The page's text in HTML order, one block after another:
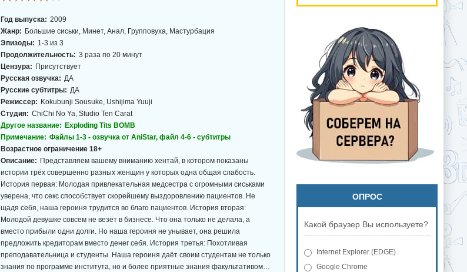
Год выпуска: 2009
Жанр: Большие сиськи, Минет, Анал, Групповуха, Мастурбация
Эпизоды: 1-3 из 3
Продолжительность: 3 раза по 20 минут
Цензура: Присутствует
Русская озвучка: ДА
Русские субтитры: ДА
Режиссер: Kokubunji Sousuke, Ushijima Yuuji
Студия: ChiChi No Ya, Studio Ten Carat
Другое название: Exploding Tits BOMB
Примечание: Файлы 1-3 - озвучка от AniStar, файл 4-6 - субтитры
Возрастное ограничение 18+
Описание: Представляем вашему вниманию хентай, в котором показаны
истории трёх совершенно разных женщин у которых одна общая слабость.
История первая: Молодая привлекательная медсестра с огромными сиськами
уверена, что секс способствует скорейшему выздоровлению пациентов. Не
щадя себя, наша героиня трудится во благо пациентов. История вторая:
Молодой девушке совсем не везёт в бизнесе. Что она только не делала, а
вместо прибыли одни долги. Но наша героиня не унывает, она решила
предложить кредиторам вместо денег себя. История третья: Похотливая
преподавательница и студенты. Наша героиня даёт своим студентам не только
знания по программе института, но и более приятные знания факультативом…
ОПРОС
Какой браузер Вы используете?
Internet Explorer (EDGE)
Google Chrome